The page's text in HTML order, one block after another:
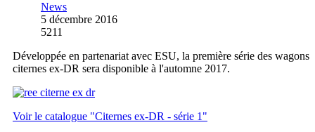
News
5 décembre 2016
5211
Développée en partenariat avec ESU, la première série des wagons
citernes ex-DR sera disponible à l'automne 2017.
Voir le catalogue "Citernes ex-DR - série 1"